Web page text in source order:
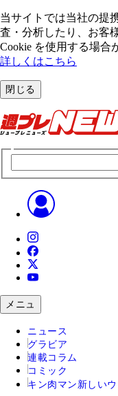
当サイトでは当社の提
査・分析したり、お客
Cookie を使⽤する場合
詳しくはこちら
閉じる
メニュ
ニュース
グラビア
連載コラム
コミック
キン肉マン 新しい